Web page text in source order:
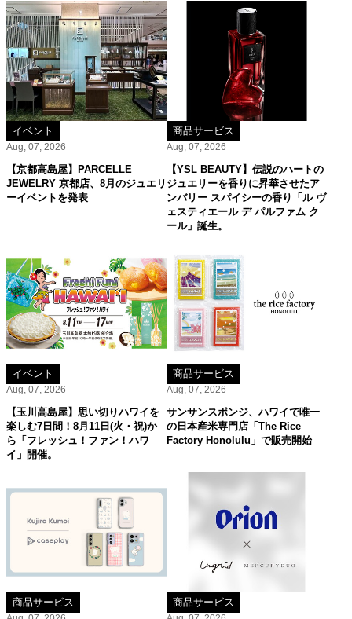
イベント
Aug, 07, 2026
【京都高島屋】PARCELLE
JEWELRY 京都店、8月のジュエリ
ーイベントを発表
商品サービス
Aug, 07, 2026
【YSL BEAUTY】伝説のハートの
ジュエリーを香りに昇華させたア
ンバリー スパイシーの香り「ル ヴ
ェスティエール デ パルファム ク
ール」誕生。
イベント
Aug, 07, 2026
【玉川高島屋】思い切りハワイを
楽しむ7日間！8月11日(火・祝)か
ら「フレッシュ！ファン！ハワ
イ」開催。
商品サービス
Aug, 07, 2026
サンサンスポンジ、ハワイで唯一
の日本産米専門店「The Rice
Factory Honolulu」で販売開始
商品サービス 商品サービス